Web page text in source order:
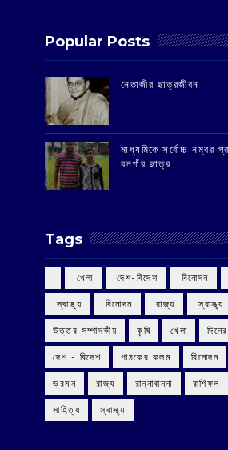
Popular Posts
‌নেতাজীর ছাত্রজীবন
মাধ্যমিকে সর্বোচ্চ নম্বর
বনগাঁর ছাত্র
Tags
‌ খেলা ‌ দেশ-বিদেশ ‌ বিনোদন
‌ স্বাস্থ্য ‌ বিনোদন ‌ রাজ্য ‌ স্বাস্থ্য
উত্তর সম্পাদকীয় কৃষি খেলা
দেশ - বিদেশ পাঠকের কলম বিনোদন
ভ্রমন রাজ্য রান্নাবান্না রাশিফল
সাহিত্য স্বাস্থ্য